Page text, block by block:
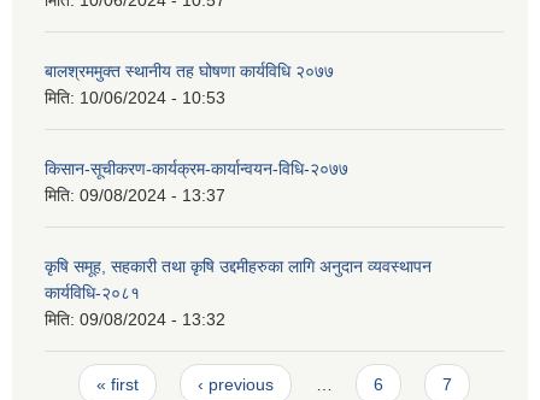
बालश्रममुक्त स्थानीय तह घोषणा कार्यविधि २०७७
मिति: 10/06/2024 - 10:53
किसान-सूचीकरण-कार्यक्रम-कार्यान्वयन-विधि-२०७७
मिति: 09/08/2024 - 13:37
कृषि समूह, सहकारी तथा कृषि उद्दमीहरुका लागि अनुदान व्यवस्थापन
कार्यविधि-२०८१
मिति: 09/08/2024 - 13:32
Pages
« first ‹ previous … 6 7